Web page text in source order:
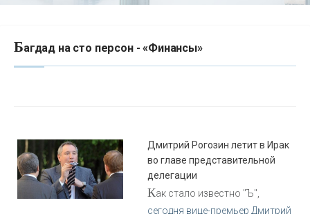
Багдад на сто персон - «Финансы»
Дмитрий Рогозин летит в Ирак
во главе представительной
делегации
Как стало известно "Ъ",
сегодня вице-премьер Дмитрий